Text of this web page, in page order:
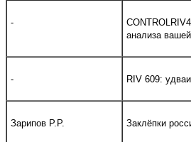
-
анализа
- RIV 609:
Зарипов Р.Р. Заклёпки